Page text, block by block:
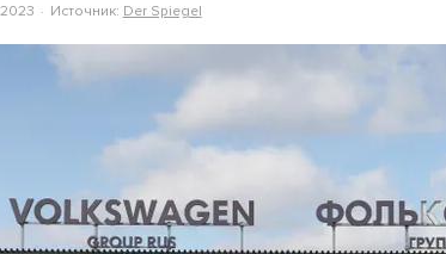
Источник: Der Spiegel